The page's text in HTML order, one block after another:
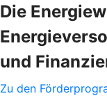
Die
und
Zu den